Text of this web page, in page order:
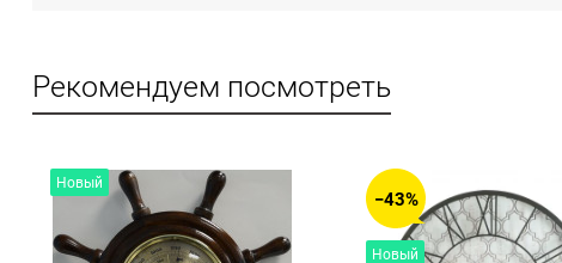
Рекомендуем посмотреть
Новый
−43%
Новый